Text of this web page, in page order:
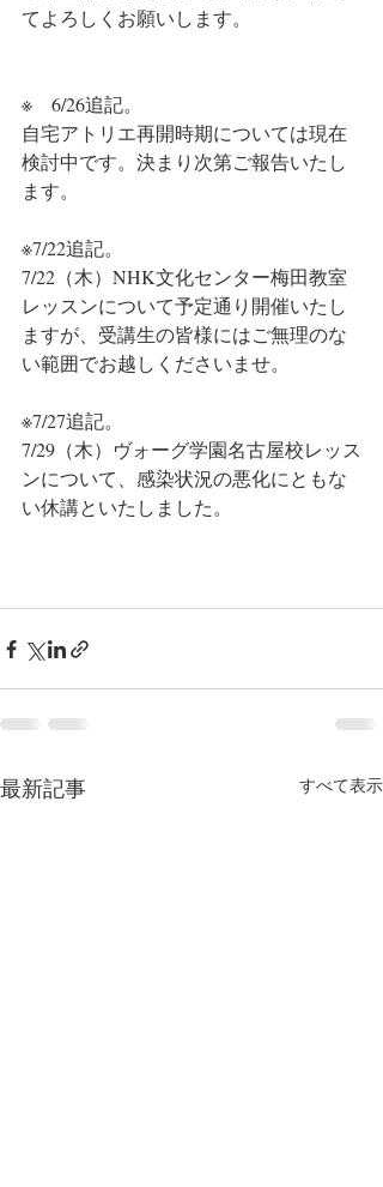
てよろしくお願いします。
※　6/26追記。
自宅アトリエ再開時期については現在
検討中です。決まり次第ご報告いたし
ます。
※7/22追記。
7/22（木）NHK文化センター梅田教室
レッスンについて予定通り開催いたし
ますが、受講生の皆様にはご無理のな
い範囲でお越しくださいませ。
※7/27追記。
7/29（木）ヴォーグ学園名古屋校レッス
ンについて、感染状況の悪化にともな
い休講といたしました。
最新記事 すべて表示